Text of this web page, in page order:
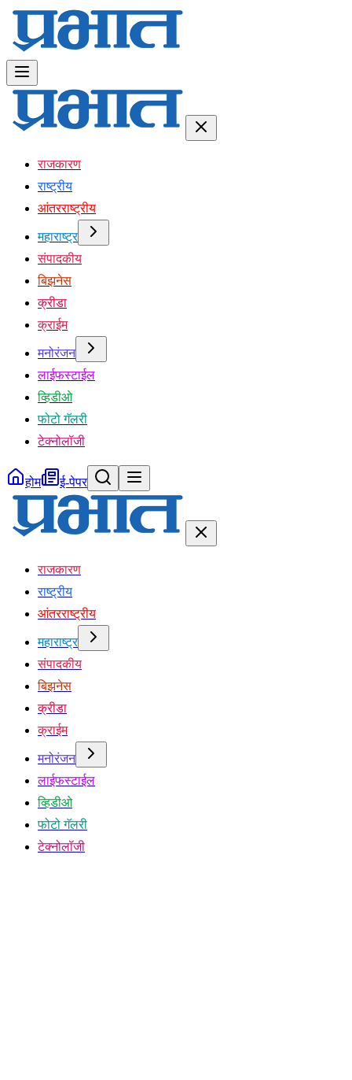
राजकारण
राष्ट्रीय
आंतरराष्ट्रीय
महाराष्ट्र
संपादकीय
बिझनेस
क्रीडा
क्राईम
मनोरंजन
लाईफस्टाईल
व्हिडीओ
फोटो गॅलरी
टेक्नोलॉजी
होम ई-पेपर
राजकारण
राष्ट्रीय
आंतरराष्ट्रीय
महाराष्ट्र
संपादकीय
बिझनेस
क्रीडा
क्राईम
मनोरंजन
लाईफस्टाईल
व्हिडीओ
फोटो गॅलरी
टेक्नोलॉजी